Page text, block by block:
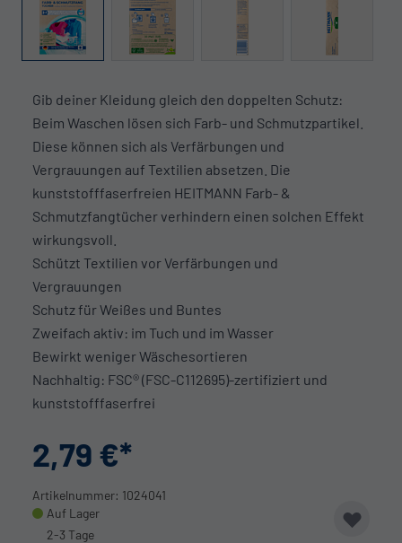
Gib deiner Kleidung gleich den doppelten Schutz:
Beim Waschen lösen sich Farb- und Schmutzpartikel.
Diese können sich als Verfärbungen und
Vergrauungen auf Textilien absetzen. Die
kunststofffaserfreien HEITMANN Farb- &
Schmutzfangtücher verhindern einen solchen Effekt
wirkungsvoll.
Schützt Textilien vor Verfärbungen und
Vergrauungen
Schutz für Weißes und Buntes
Zweifach aktiv: im Tuch und im Wasser
Bewirkt weniger Wäschesortieren
Nachhaltig: FSC® (FSC-C112695)-zertifiziert und
kunststofffaserfrei
2,79 €
Artikelnummer: 1024041
Auf Lager
2-3 Tage